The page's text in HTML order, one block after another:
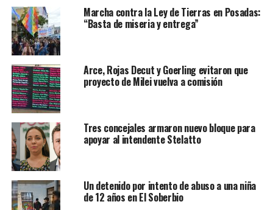
Marcha contra la Ley de Tierras en Posadas:
“Basta de miseria y entrega”
Arce, Rojas Decut y Goerling evitaron que
proyecto de Milei vuelva a comisión
Tres concejales armaron nuevo bloque para
apoyar al intendente Stelatto
Un detenido por intento de abuso a una niña
de 12 años en El Soberbio